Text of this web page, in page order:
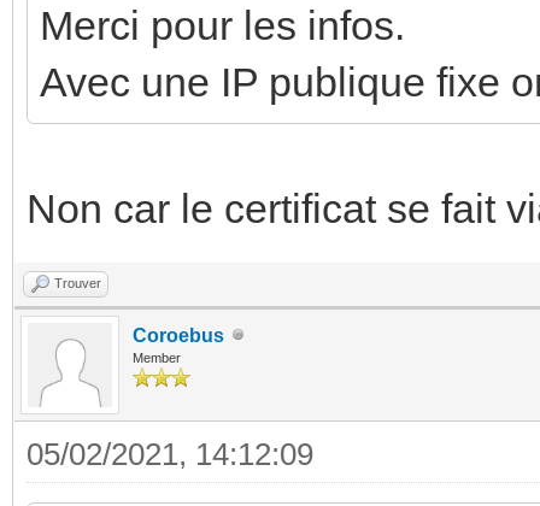
Merci pour les infos.
Avec une IP publique fixe
Non car le certificat se fait
Trouver
Coroebus
Member
05/02/2021, 14:12:09